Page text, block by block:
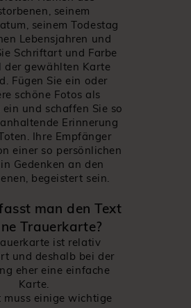
seinem
seinem Todestag
Lebensjahren und
Schriftart und Farbe
der gewählten Karte
Fügen Sie ein oder
schöne Fotos als
und schaffen Sie so
Erinnerung
Ihre Empfänger
einer so persönlichen
Gedenken an den
begeistert sein.
man den Text
Trauerkarte?
ist relativ
und deshalb bei der
eher eine einfache
Karte.
muss einige wichtige